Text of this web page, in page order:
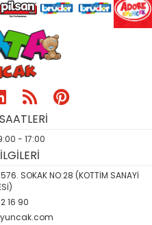
- 17:00
SOKAK NO:28 (KOTTİM SANAYİ
16 90